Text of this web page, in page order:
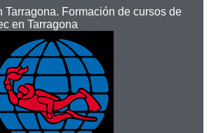
Tarragona. Formación de cursos de
en Tarragona